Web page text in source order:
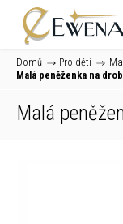
Domů / Pro děti /
Malá peněženka na
Malá